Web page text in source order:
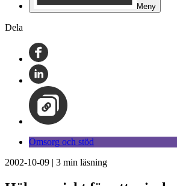
Meny
Dela
Omsorg och stöd
2002-10-09 | 3 min läsning